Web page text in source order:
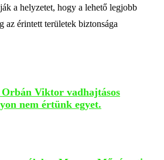
a helyzetet, hogy a lehető legjobb
az érintett területek biztonsága
Viktor vadhajtásos
nem értünk egyet.